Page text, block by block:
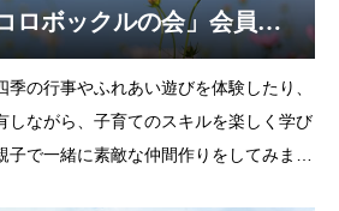
ロボックルの会」会員募
の行事やふれあい遊びを体験したり、
しながら、子育てのスキルを楽しく学び
子で一緒に素敵な仲間作りをしてみませ